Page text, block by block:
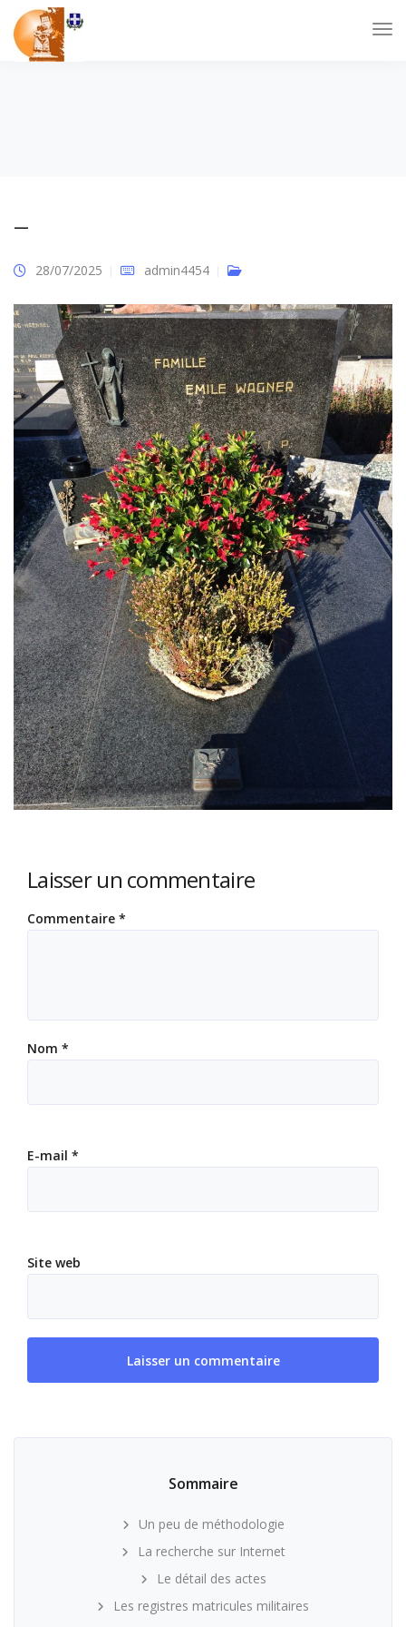
–
28/07/2025 admin4454
Laisser un commentaire
Commentaire *
Nom *
E-mail *
Site web
Sommaire
Un peu de méthodologie
La recherche sur Internet
Le détail des actes
Les registres matricules militaires